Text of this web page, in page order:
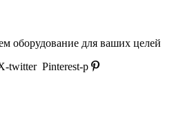
оборудование для ваших целей
twitter Pinterest-p